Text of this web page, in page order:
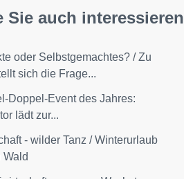
Sie auch interessieren
oder Selbstgemachtes? / Zu
sich die Frage...
Doppel-Event des Jahres:
lädt zur...
- wilder Tanz / Winterurlaub
Wald